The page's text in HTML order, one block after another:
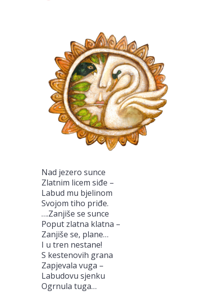
Nad jezero sunce
Zlatnim licem siđe –
Labud mu bjelinom
Svojom tiho priđe.
….Zanjiše se sunce
Poput zlatna klatna –
Zanjiše se, plane…
I u tren nestane!
S kestenovih grana
Zapjevala vuga –
Labudovu sjenku
Ogrnula tuga…